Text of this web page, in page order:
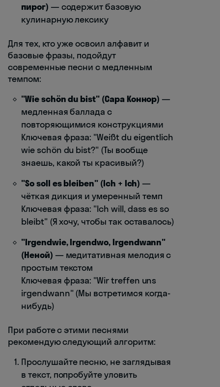
пирог) — содержит базовую
кулинарную лексику
Для тех, кто уже освоил алфавит и
базовые фразы, подойдут
современные песни с медленным
темпом:
"Wie schön du bist" (Сара Коннор) —
медленная баллада с
повторяющимися конструкциями
Ключевая фраза: "Weißt du eigentlich
wie schön du bist?" (Ты вообще
знаешь, какой ты красивый?)
"So soll es bleiben" (Ich + Ich) —
чёткая дикция и умеренный темп
Ключевая фраза: "Ich will, dass es so
bleibt" (Я хочу, чтобы так оставалось)
"Irgendwie, Irgendwo, Irgendwann"
(Неной) — медитативная мелодия с
простым текстом
Ключевая фраза: "Wir treffen uns
irgendwann" (Мы встретимся когда-
нибудь)
При работе с этими песнями
рекомендую следующий алгоритм:
Прослушайте песню, не заглядывая
в текст, попробуйте уловить